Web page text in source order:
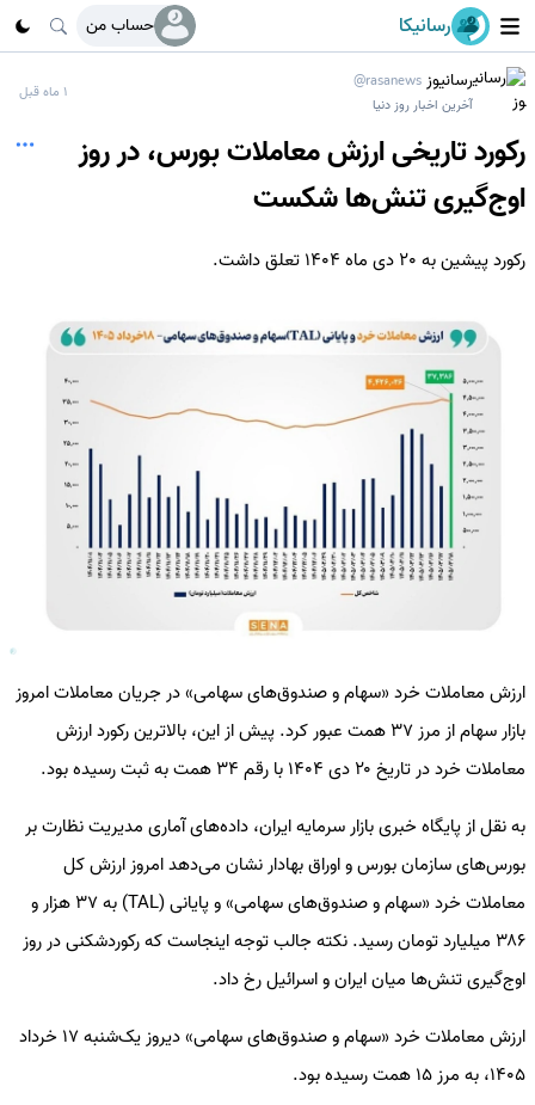
رسانیکا حساب من
رسانیوز @rasanews
آخرین اخبار روز دنیا
1 ماه قبل
رکورد تاریخی ارزش معاملات بورس، در روز
اوج‌گیری تنش‌ها شکست
رکورد پیشین به 20 دی ماه 1404 تعلق داشت.
ارزش معاملات خرد «سهام و صندوق‌های سهامی» در جریان معاملات امروز
بازار سهام از مرز ۳۷ همت عبور کرد. پیش از این، بالاترین رکورد ارزش
معاملات خرد در تاریخ ۲۰ دی ۱۴۰۴ با رقم ۳۴ همت به ثبت رسیده بود.
به نقل از پایگاه خبری بازار سرمایه ایران، داده‌های آماری مدیریت نظارت بر
بورس‌های سازمان بورس و اوراق بهادار نشان می‌دهد امروز ارزش کل
معاملات خرد «سهام و صندوق‌های سهامی» و پایانی (TAL) به ۳۷ هزار و
۳۸۶ میلیارد تومان رسید. نکته جالب توجه اینجاست که رکوردشکنی در روز
اوج‌گیری تنش‌ها میان ایران و اسرائیل رخ داد.
ارزش معاملات خرد «سهام و صندوق‌های سهامی» دیروز یک‌شنبه ۱۷ خرداد
۱۴۰۵، به مرز ۱۵ همت رسیده بود.